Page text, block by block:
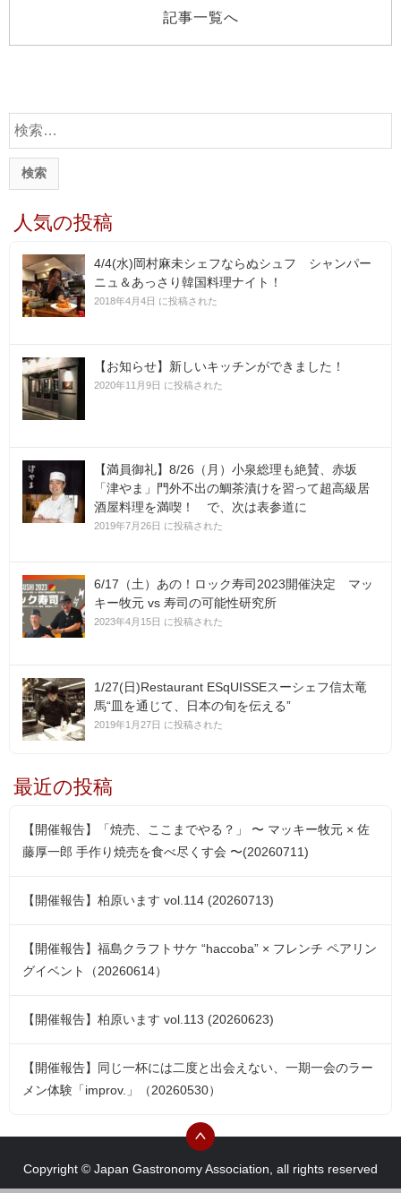
記事一覧へ
検
索
:
人気の投稿
4/4(水)岡村麻未シェフならぬシュフ シャンパー
ニュ＆あっさり韓国料理ナイト！
2018年4月4日 に投稿された
【お知らせ】新しいキッチンができました！
2020年11月9日 に投稿された
【満員御礼】8/26（月）小泉総理も絶賛、赤坂
「津やま」門外不出の鯛茶漬けを習って超高級居
酒屋料理を満喫！ で、次は表参道に
2019年7月26日 に投稿された
6/17（土）あの！ロック寿司2023開催決定 マッ
キー牧元 vs 寿司の可能性研究所
2023年4月15日 に投稿された
1/27(日)Restaurant ESqUISSEスーシェフ信太竜
馬“皿を通じて、日本の旬を伝える”
2019年1月27日 に投稿された
最近の投稿
【開催報告】「焼売、ここまでやる？」 〜 マッキー牧元 × 佐
藤厚一郎 手作り焼売を食べ尽くす会 〜(20260711)
【開催報告】柏原います vol.114 (20260713)
【開催報告】福島クラフトサケ “haccoba” × フレンチ ペアリン
グイベント（20260614）
【開催報告】柏原います vol.113 (20260623)
【開催報告】同じ一杯には二度と出会えない、一期一会のラー
メン体験「improv.」（20260530）
Copyright © Japan Gastronomy Association, all rights reserved